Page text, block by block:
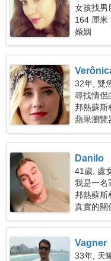
女孩找男
164 厘米
婚姻
32年, 雙
尋找情侶
邦熱蘇斯
蘋果瀏覽
Danilo
41歲, 處
我是一名
邦熱蘇斯
真實的關
Vagner
33年, 天